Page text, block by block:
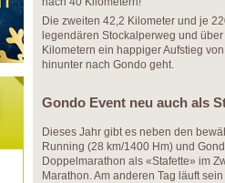
Die zweiten 42,2 Kilometer und je
legendären Stockalperweg und
Kilometern ein happiger Aufstieg
hinunter nach Gondo geht.
Gondo Event neu auch als
Dieses Jahr gibt es neben den
Running (28 km/1400 Hm) und
Doppelmarathon als «Stafette» im
Marathon. Am anderen Tag läuft